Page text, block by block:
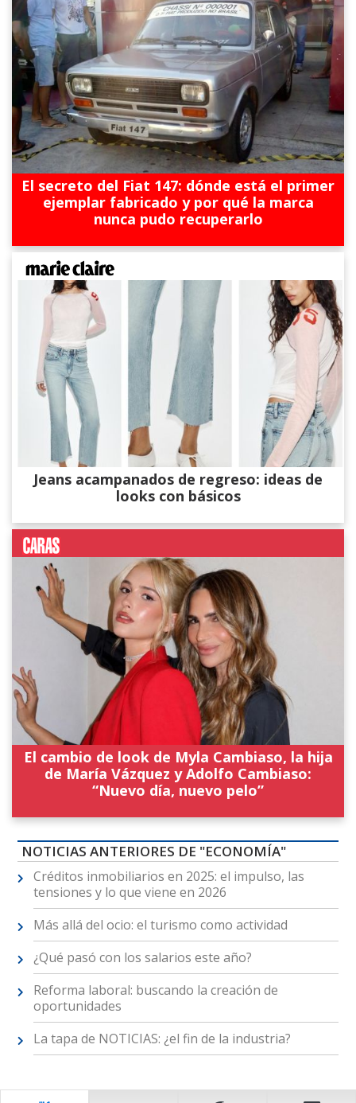
El secreto del Fiat 147: dónde está el primer
ejemplar fabricado y por qué la marca
nunca pudo recuperarlo
Jeans acampanados de regreso: ideas de
looks con básicos
El cambio de look de Myla Cambiaso, la hija
de María Vázquez y Adolfo Cambiaso:
“Nuevo día, nuevo pelo”
NOTICIAS ANTERIORES DE "ECONOMÍA"
Créditos inmobiliarios en 2025: el impulso, las
tensiones y lo que viene en 2026
Más allá del ocio: el turismo como actividad
¿Qué pasó con los salarios este año?
Reforma laboral: buscando la creación de
oportunidades
La tapa de NOTICIAS: ¿el fin de la industria?